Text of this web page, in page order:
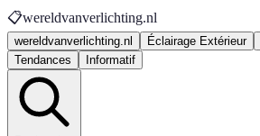
📋wereldvanverlichting.nl
wereldvanverlichting.nl Éclairage Extérieur
Tendances
Informatif